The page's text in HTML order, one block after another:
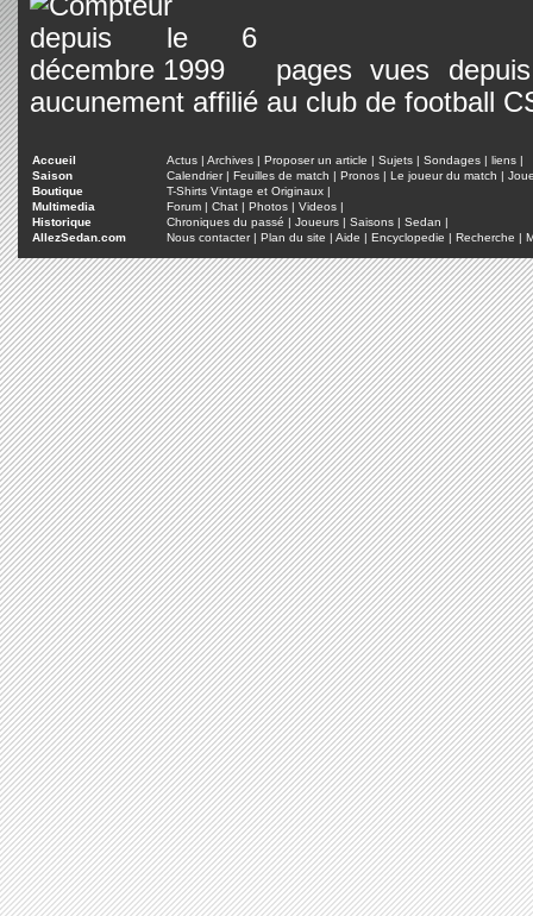
pages vues
aucunement affilié au club de football
Accueil Actus | Archives | Proposer un article | Sujets | Sondages | liens |
Saison
Calendrier| Feuilles de match | Pronos | Le joueur du match |
Boutique
T-Shirts Vintage et Originaux |
Multimedia
Forum | Chat | Photos | Videos |
Historique
Chroniques du passé | Joueurs | Saisons | Sedan |
AllezSedan.com
Nous contacter| Plan du site | Aide | Encyclopedie | Recherche |